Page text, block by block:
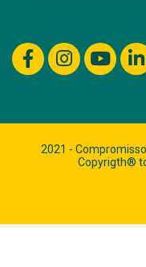
2021 -
Copyrigth®